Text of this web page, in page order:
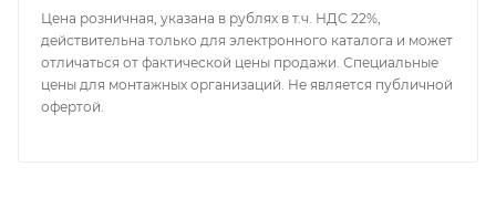
Цена розничная, указана в рублях в т.ч. НДС 22%,
действительна только для электронного каталога и может
отличаться от фактической цены продажи. Специальные
цены для монтажных организаций. Не является публичной
офертой.